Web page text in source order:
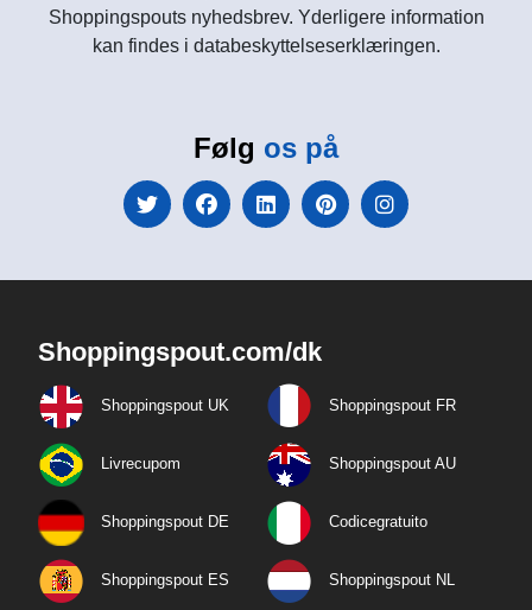
Shoppingspouts nyhedsbrev. Yderligere information
kan findes i databeskyttelseserklæringen.
Følg os på
Shoppingspout.com/dk
Shoppingspout UK Shoppingspout FR
Livrecupom Shoppingspout AU
Shoppingspout DE Codicegratuito
Shoppingspout ES Shoppingspout NL